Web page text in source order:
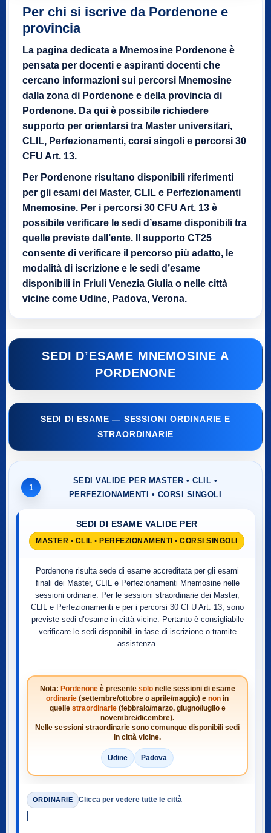
Per chi si iscrive da Pordenone e
provincia
La pagina dedicata a Mnemosine Pordenone è
pensata per docenti e aspiranti docenti che
cercano informazioni sui percorsi Mnemosine
dalla zona di Pordenone e della provincia di
Pordenone. Da qui è possibile richiedere
supporto per orientarsi tra Master universitari,
CLIL, Perfezionamenti, corsi singoli e percorsi 30
CFU Art. 13.
Per Pordenone risultano disponibili riferimenti
per gli esami dei Master, CLIL e Perfezionamenti
Mnemosine. Per i percorsi 30 CFU Art. 13 è
possibile verificare le sedi d’esame disponibili tra
quelle previste dall’ente. Il supporto CT25
consente di verificare il percorso più adatto, le
modalità di iscrizione e le sedi d’esame
disponibili in Friuli Venezia Giulia o nelle città
vicine come Udine, Padova, Verona.
SEDI D’ESAME MNEMOSINE A
PORDENONE
SEDI DI ESAME — SESSIONI ORDINARIE E
STRAORDINARIE
1
SEDI VALIDE PER MASTER • CLIL •
PERFEZIONAMENTI • CORSI SINGOLI
SEDI DI ESAME VALIDE PER
MASTER • CLIL • PERFEZIONAMENTI • CORSI SINGOLI
Pordenone risulta sede di esame accreditata per gli esami
finali dei Master, CLIL e Perfezionamenti Mnemosine nelle
sessioni ordinarie. Per le sessioni straordinarie dei Master,
CLIL e Perfezionamenti e per i percorsi 30 CFU Art. 13, sono
previste sedi d’esame in città vicine. Pertanto è consigliabile
verificare le sedi disponibili in fase di iscrizione o tramite
assistenza.
Nota: Pordenoneè presente solonelle sessioni di esame
ordinarie (settembre/ottobre o aprile/maggio) e non in
quelle straordinarie(febbraio/marzo, giugno/luglio e
novembre/dicembre).
Nelle sessioni straordinarie sono comunque disponibili sedi
in città vicine.
Udine Padova
ORDINARIE Clicca per vedere tutte le città